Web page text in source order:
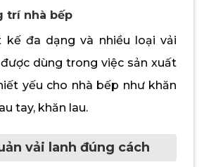
trí nhà bếp
kế đa dạng và nhiều loại vải
dùng trong việc sản xuất
yếu cho nhà bếp như khăn
tay, khăn lau.
vải lanh đúng cách